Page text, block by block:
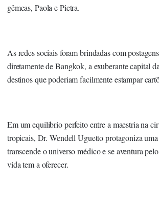
gêmeas, Paola e Pietra.
As redes sociais foram brindadas com
diretamente de Bangkok, a exuberante capital
destinos que poderiam facilmente estampar
Em um equilíbrio perfeito entre a maestria na
tropicais, Dr. Wendell Uguetto protagoniza
transcende o universo médico e se aventura
vida tem a oferecer.